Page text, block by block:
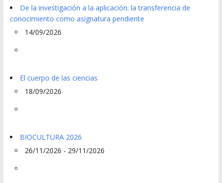
De la investigación a la aplicación: la transferencia de
conocimiento como asignatura pendiente
14/09/2026
El cuerpo de las ciencias
18/09/2026
BIOCULTURA 2026
26/11/2026 - 29/11/2026